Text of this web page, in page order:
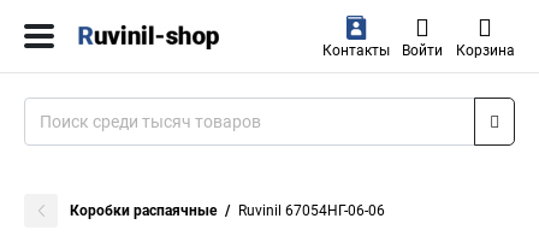
Контакты Войти Корзина
Коробки распаячные Ruvinil 67054НГ-06-06